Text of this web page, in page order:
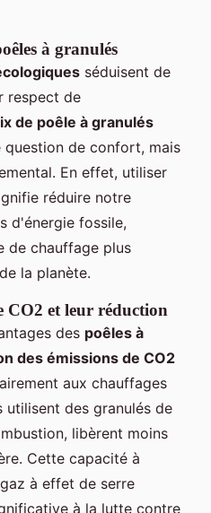
à granulés
séduisent de
respect de
de poêle à granulés
question de confort, mais
En effet, utiliser
réduire notre
d'énergie fossile,
de chauffage plus
la planète.
CO2 et leur réduction
des poêles à
des émissions de CO2
aux chauffages
des granulés de
libèrent moins
Cette capacité à
à effet de serre
à la lutte contre